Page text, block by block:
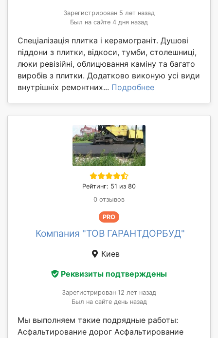
Зарегистрирован 5 лет назад
Был на сайте 4 дня назад
Спеціалізація плитка і керамограніт. Душові
піддони з плитки, відкоси, тумби, столешниці,
люки ревізійні, облицювання каміну та багато
виробів з плитки. Додатково виконую усі види
внутрішніх ремонтних... Подробнее
Рейтинг: 51 из 80
0 отзывов
PRO
Компания "ТОВ ГАРАНТДОРБУД"
Киев
Реквизиты подтверждены
Зарегистрирован 12 лет назад
Был на сайте день назад
Мы выполняем такие подрядные работы:
Асфальтирование дорог Асфальтирование